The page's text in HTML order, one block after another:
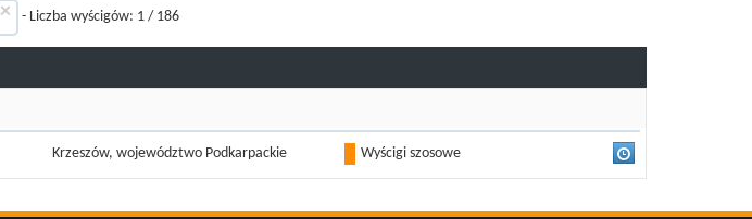
× - Liczba wyścigów: 1 / 186
Krzeszów, województwo Podkarpackie Wyścigi szosowe